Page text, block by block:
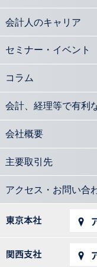
会計人のキャリア
セミナー・イベント
コラム
会計、経理等で有利
会社概要
主要取引先
アクセス・お問い合